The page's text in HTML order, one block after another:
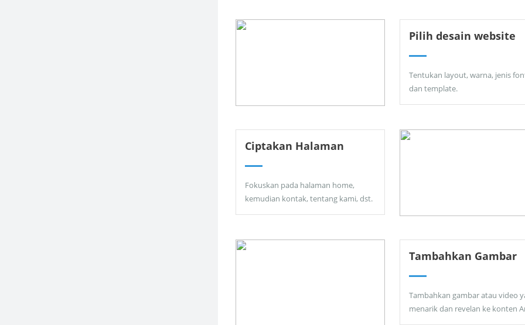
Pilih desain website
Tentukan layout, warna, jenis
dan template.
Ciptakan Halaman
Fokuskan pada halaman home,
kemudian kontak, tentang kami, dst.
Tambahkan Gambar
Tambahkan gambar atau video
menarik dan revelan ke konten